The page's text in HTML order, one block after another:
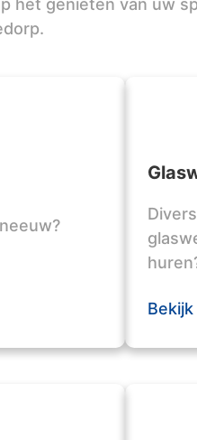
het genieten van uw